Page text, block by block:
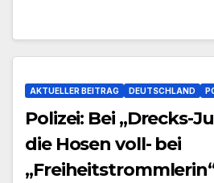
AKTUELLER BEITRAG DEUTSCHLAND
Polizei: Bei „Drecks-
die Hosen voll- bei